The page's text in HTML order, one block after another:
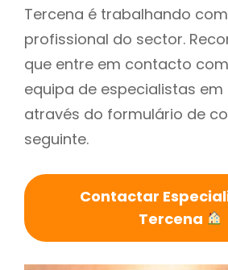
Tercena é trabalhando
profissional do sector.
que entre em contacto
equipa de especialistas em
através do formulário de
seguinte.
Contactar
Tercena